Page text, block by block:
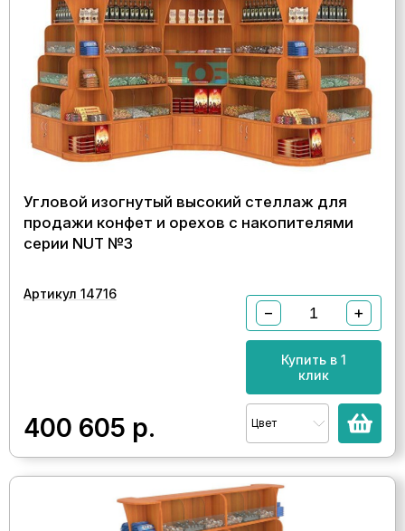
Угловой изогнутый высокий стеллаж для
продажи конфет и орехов с накопителями
серии NUT №3
Артикул 14716
400 605 р.
− +
Купить в 1
клик
Цвет